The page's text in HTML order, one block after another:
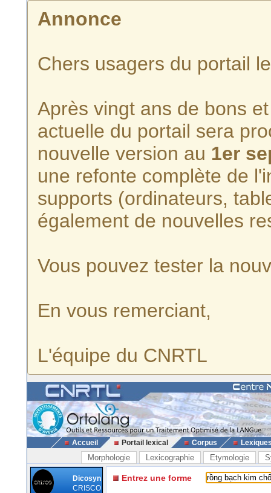
Annonce
Chers usagers du portail
Après vingt ans de bons
actuelle du portail sera
nouvelle version au 1er
une refonte complète de
supports (ordinateurs,
également de nouvelles
Vous pouvez tester la
En vous remerciant,
L'équipe du CNRTL
Accueil Portail lexical Corpus
Morphologie Lexicographie Etymologie
Dicosyn
CRISCO
Entrez une forme